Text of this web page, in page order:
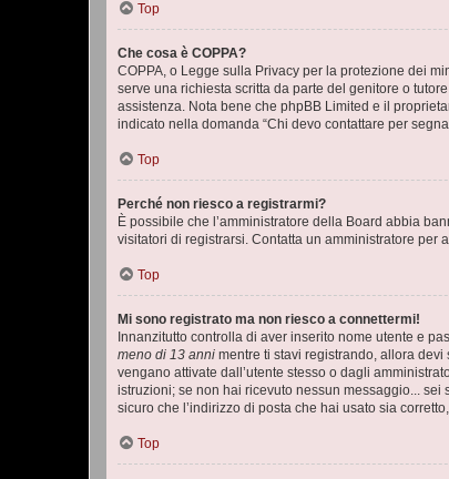
Top
Che cosa è COPPA?
COPPA, o Legge sulla Privacy per la protezione dei
serve una richiesta scritta da parte del genitore o
assistenza. Nota bene che phpBB Limited e il
indicato nella domanda “Chi devo contattare per
Top
Perché non riesco a registrarmi?
È possibile che l’amministratore della Board abbia
visitatori di registrarsi. Contatta un amministratore per
Top
Mi sono registrato ma non riesco a connettermi!
Innanzitutto controlla di aver inserito nome utente e
meno di 13 anni mentre ti stavi registrando, allora
vengano attivate dall’utente stesso o dagli
istruzioni; se non hai ricevuto nessun messaggio...
sicuro che l’indirizzo di posta che hai usato sia
Top